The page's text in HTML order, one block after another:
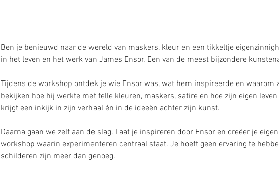
Ben je benieuwd naar de wereld van maskers, kleur en een tikkeltje
in het leven en het werk van James Ensor. Een van de meest bijzondere
Tijdens de workshop ontdek je wie Ensor was, wat hem inspireerde en waarom
bekijken hoe hij werkte met felle kleuren, maskers, satire en hoe zijn eigen
krijgt een inkijk in zijn verhaal én in de ideeën achter zijn kunst.
Daarna gaan we zelf aan de slag. Laat je inspireren door Ensor en creëer je
workshop waarin experimenteren centraal staat. Je hoeft geen ervaring te
schilderen zijn meer dan genoeg.